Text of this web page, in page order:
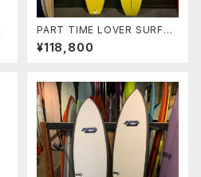
PART TIME LOVER SURFB
OARDS 『THE CHEATER』
9'4" NOSERIDER
¥118,800